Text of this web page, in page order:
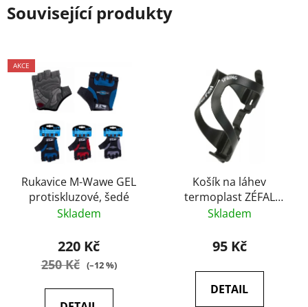
Související produkty
AKCE
Rukavice M-Wawe GEL
protiskluzové, šedé
Skladem
220 Kč
250 Kč (–12 %)
Košík na láhev
termoplast ZÉFAL
Spring
Skladem
95 Kč
DETAIL